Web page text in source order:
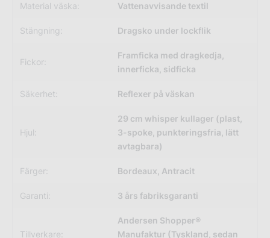
Material väska: Vattenavvisande textil
Stängning: Dragsko under lockflik
Fickor:
Framficka med dragkedja,
innerficka, sidficka
Säkerhet: Reflexer på väskan
Hjul:
29 cm whisper kullager (plast,
3-spoke, punkteringsfria, lätt
avtagbara)
Färger: Bordeaux, Antracit
Garanti: 3 års fabriksgaranti
Tillverkare:
Andersen Shopper®
Manufaktur (Tyskland, sedan